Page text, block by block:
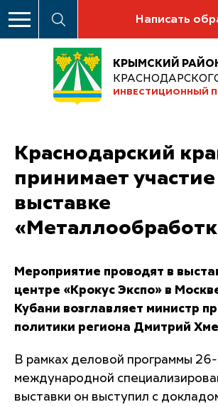
Написать
КРЫМСКИЙ
ИНВЕСТИЦИОННЫЙ
Краснодарский
принимает участие
выставке
Мероприятие проводят в
центре «Крокус Экспо» в
Кубани возглавляет министр
политики региона Дмитрий
В рамках деловой программы
международной
выставки он выступил с